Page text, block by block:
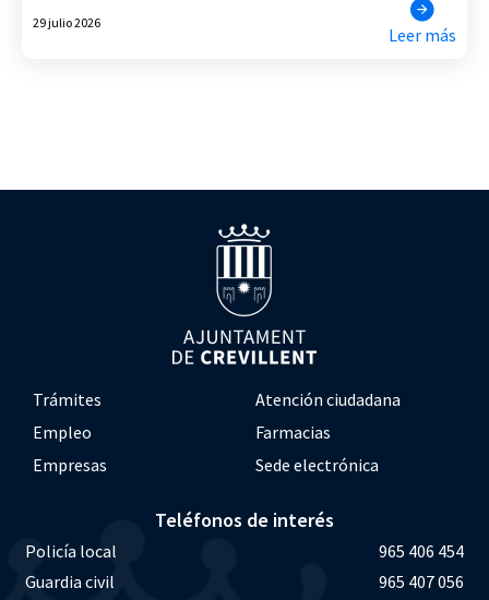
29 julio 2026
Leer más
Trámites
Atención ciudadana
Empleo
Farmacias
Empresas
Sede electrónica
Teléfonos de interés
Policía local
965 406 454
Guardia civil
965 407 056